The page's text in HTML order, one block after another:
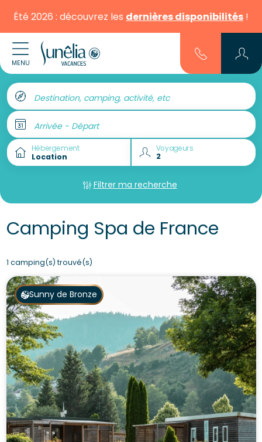
Été 2026 : découvrez les dernières disponibilités !
MENU
Destination, camping, activité, etc
Arrivée - Départ
Hébergement Voyageurs
Filtrer ma recherche
Camping Spa de France
1 camping(s) trouvé(s)
Sunny de Bronze